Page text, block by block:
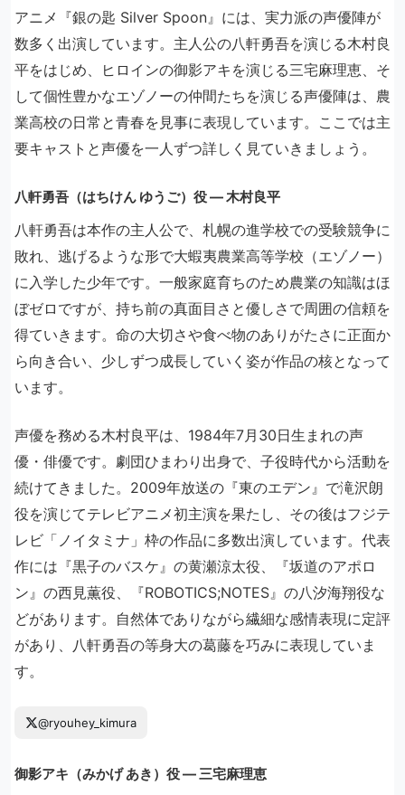
アニメ『銀の匙 Silver Spoon』には、実力派の声優陣が
数多く出演しています。主人公の八軒勇吾を演じる木村良
平をはじめ、ヒロインの御影アキを演じる三宅麻理恵、そ
して個性豊かなエゾノーの仲間たちを演じる声優陣は、農
業高校の日常と青春を見事に表現しています。ここでは主
要キャストと声優を一人ずつ詳しく見ていきましょう。
八軒勇吾（はちけん ゆうご）役 ― 木村良平
八軒勇吾は本作の主人公で、札幌の進学校での受験競争に
敗れ、逃げるような形で大蝦夷農業高等学校（エゾノー）
に入学した少年です。一般家庭育ちのため農業の知識はほ
ぼゼロですが、持ち前の真面目さと優しさで周囲の信頼を
得ていきます。命の大切さや食べ物のありがたさに正面か
ら向き合い、少しずつ成長していく姿が作品の核となって
います。
声優を務める木村良平は、1984年7月30日生まれの声
優・俳優です。劇団ひまわり出身で、子役時代から活動を
続けてきました。2009年放送の『東のエデン』で滝沢朗
役を演じてテレビアニメ初主演を果たし、その後はフジテ
レビ「ノイタミナ」枠の作品に多数出演しています。代表
作には『黒子のバスケ』の黄瀬涼太役、『坂道のアポロ
ン』の西見薫役、『ROBOTICS;NOTES』の八汐海翔役な
どがあります。自然体でありながら繊細な感情表現に定評
があり、八軒勇吾の等身大の葛藤を巧みに表現していま
す。
@ryouhey_kimura
御影アキ（みかげ あき）役 ― 三宅麻理恵